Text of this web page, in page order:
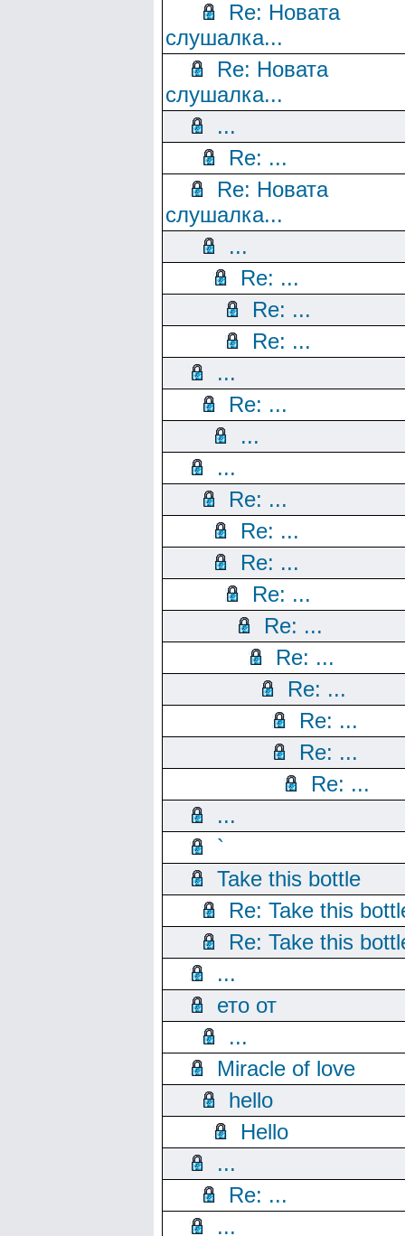
Re: Новата
слушалка...
Re: Новата
слушалка...
...
Re: ...
Re: Новата
слушалка...
...
Re: ...
Re: ...
Re: ...
...
Re: ...
...
...
Re: ...
Re: ...
Re: ...
Re: ...
Re: ...
Re: ...
Re: ...
Re: ...
Re: ...
Re: ...
...
`
Take this bottle
Re: Take this
Re: Take this
...
ето от
...
Miracle of love
hello
Hello
...
Re: ...
...